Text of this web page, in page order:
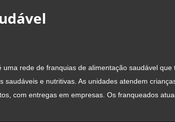
uma rede de franquias de alimentação saudável
saudáveis e nutritivas. As unidades atendem
com entregas em empresas. Os franqueados